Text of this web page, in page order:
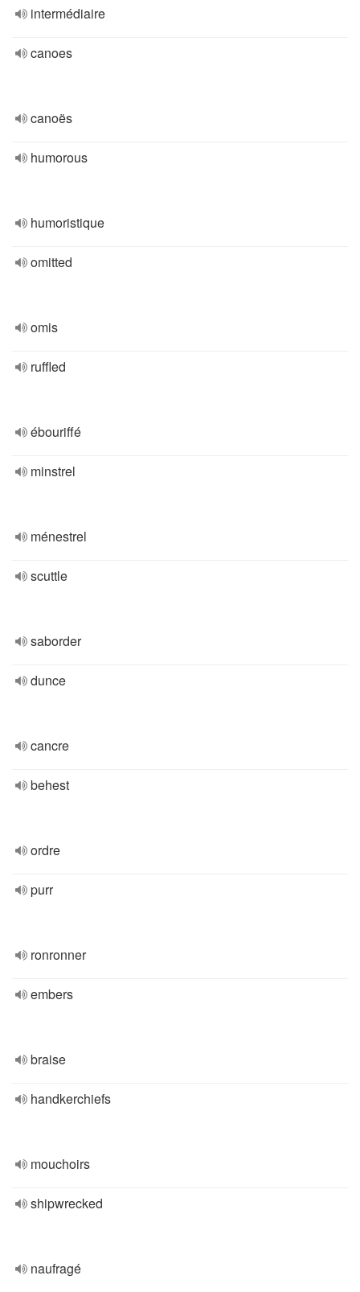
intermédiaire
canoes
canoës
humorous
humoristique
omitted
omis
ruffled
ébouriffé
minstrel
ménestrel
scuttle
saborder
dunce
cancre
behest
ordre
purr
ronronner
embers
braise
handkerchiefs
mouchoirs
shipwrecked
naufragé